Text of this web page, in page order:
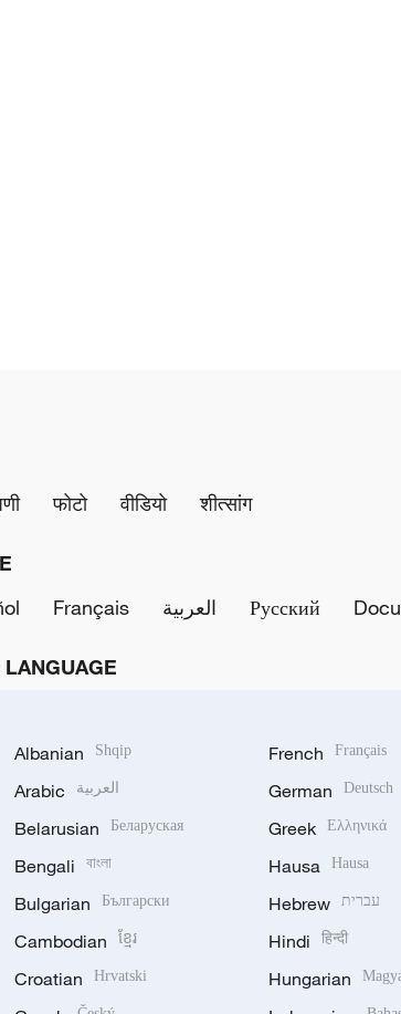
फोटो वीडियो शीत्सांग
Français العربية Русский
Albanian Shqip
Arabic العربية
Belarusian Беларуская
Bengali বাংলা
Bulgarian Български
Cambodian ខ្មែរ
Croatian Hrvatski
French Français
German Deutsch
Greek Ελληνικά
Hausa Hausa
Hebrew עברית
Hindi हिन्दी
Hungarian